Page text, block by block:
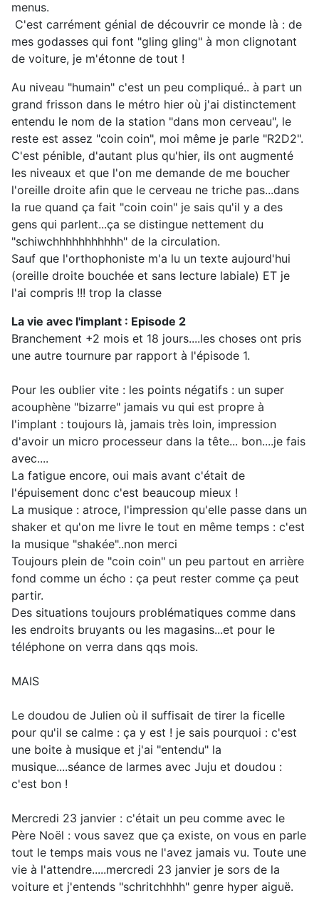
menus.
C'est carrément génial de découvrir ce monde là : de
mes godasses qui font "gling gling" à mon clignotant
de voiture, je m'étonne de tout !
Au niveau "humain" c'est un peu compliqué.. à part un
grand frisson dans le métro hier où j'ai distinctement
entendu le nom de la station "dans mon cerveau", le
reste est assez "coin coin", moi même je parle "R2D2".
C'est pénible, d'autant plus qu'hier, ils ont augmenté
les niveaux et que l'on me demande de me boucher
l'oreille droite afin que le cerveau ne triche pas...dans
la rue quand ça fait "coin coin" je sais qu'il y a des
gens qui parlent...ça se distingue nettement du
"schiwchhhhhhhhhhh" de la circulation.
Sauf que l'orthophoniste m'a lu un texte aujourd'hui
(oreille droite bouchée et sans lecture labiale) ET je
l'ai compris !!! trop la classe
La vie avec l'implant : Episode 2
Branchement +2 mois et 18 jours....les choses ont pris
une autre tournure par rapport à l'épisode 1.
Pour les oublier vite : les points négatifs : un super
acouphène "bizarre" jamais vu qui est propre à
l'implant : toujours là, jamais très loin, impression
d'avoir un micro processeur dans la tête... bon....je fais
avec....
La fatigue encore, oui mais avant c'était de
l'épuisement donc c'est beaucoup mieux !
La musique : atroce, l'impression qu'elle passe dans un
shaker et qu'on me livre le tout en même temps : c'est
la musique "shakée"..non merci
Toujours plein de "coin coin" un peu partout en arrière
fond comme un écho : ça peut rester comme ça peut
partir.
Des situations toujours problématiques comme dans
les endroits bruyants ou les magasins...et pour le
téléphone on verra dans qqs mois.
MAIS
Le doudou de Julien où il suffisait de tirer la ficelle
pour qu'il se calme : ça y est ! je sais pourquoi : c'est
une boite à musique et j'ai "entendu" la
musique....séance de larmes avec Juju et doudou :
c'est bon !
Mercredi 23 janvier : c'était un peu comme avec le
Père Noël : vous savez que ça existe, on vous en parle
tout le temps mais vous ne l'avez jamais vu. Toute une
vie à l'attendre.....mercredi 23 janvier je sors de la
voiture et j'entends "schritchhhh" genre hyper aiguë.